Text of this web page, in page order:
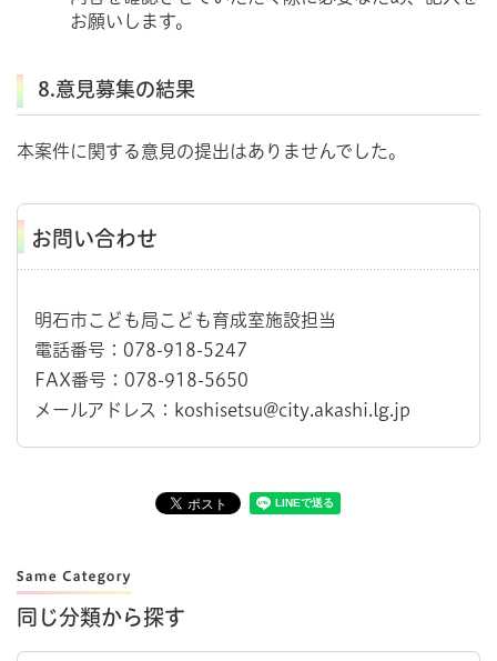
お願いします。
8.意見募集の結果
本案件に関する意見の提出はありませんでした。
お問い合わせ
明石市こども局こども育成室施設担当
電話番号：078-918-5247
FAX番号：078-918-5650
メールアドレス：koshisetsu@city.akashi.lg.jp
同じ分類から探す